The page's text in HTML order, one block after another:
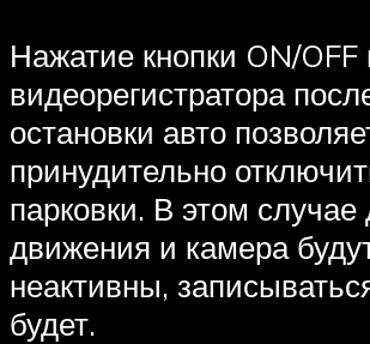
Нажатие кнопки ON/OFF
видеорегистратора
остановки авто
принудительно
парковки. В этом случае
движения и камера
неактивны,
будет.